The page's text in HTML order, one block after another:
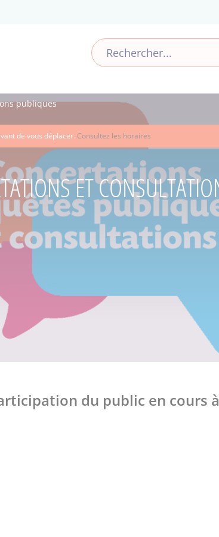
de vous déplacer. Consultez les horaires
publiques
ET
du public en cours